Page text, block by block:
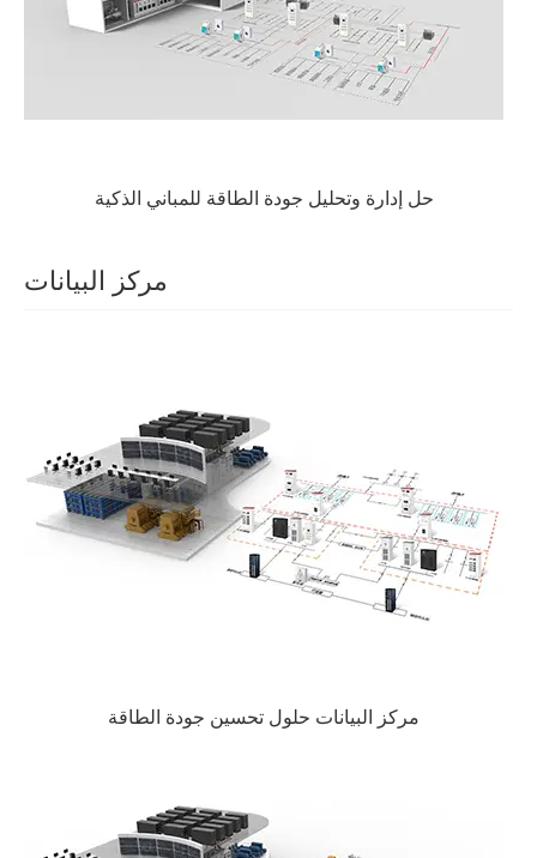
حل إدارة وتحليل جودة الطاقة للمباني الذكية
مركز البيانات
مركز البيانات حلول تحسين جودة الطاقة